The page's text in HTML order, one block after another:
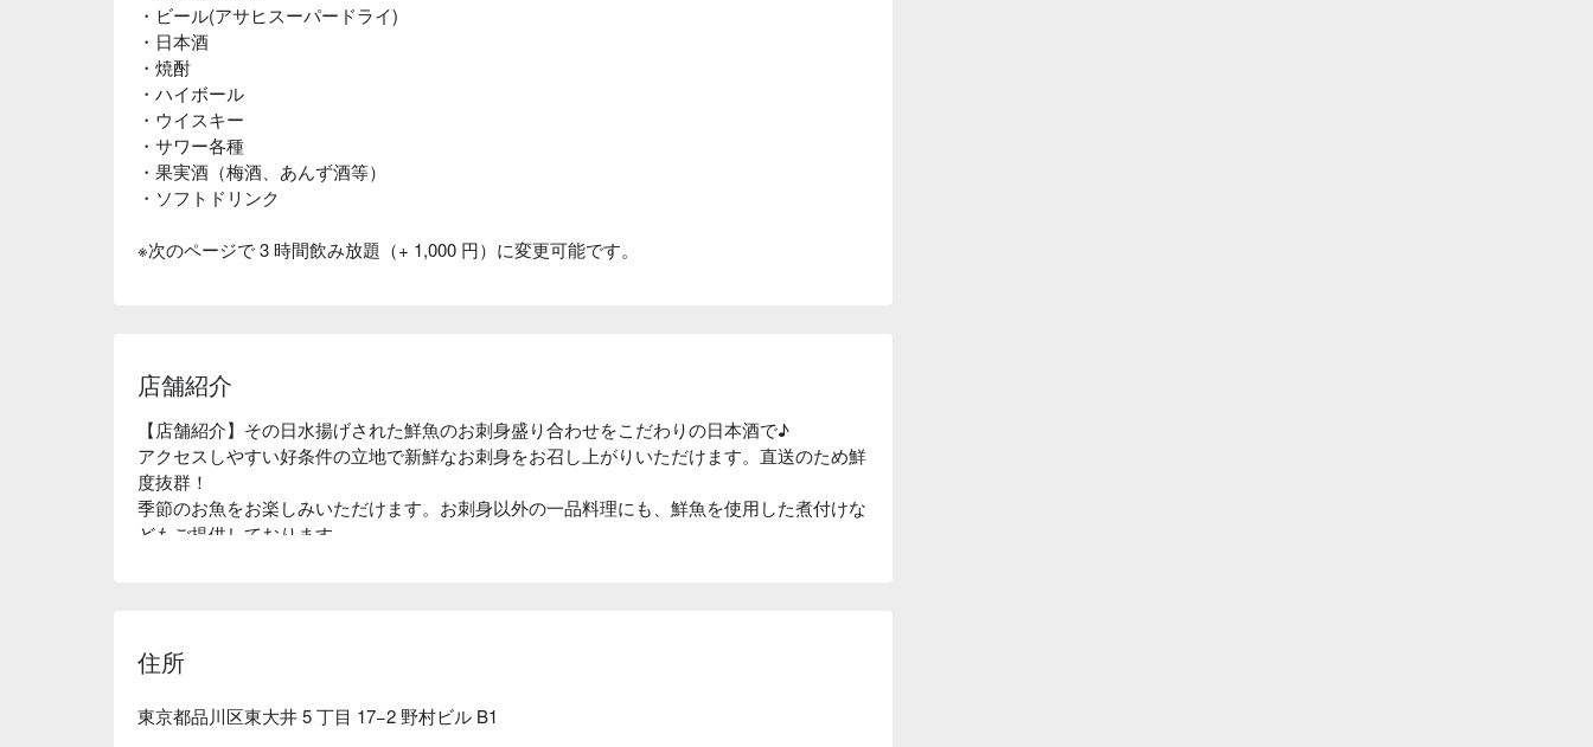
・ビール(アサヒスーパードライ)
・日本酒
・焼酎
・ハイボール
・ウイスキー
・サワー各種
・果実酒（梅酒、あんず酒等）
・ソフトドリンク
※次のページで 3 時間飲み放題（+ 1,000 円）に変更可能です。
店舗紹介
【店舗紹介】その日水揚げされた鮮魚のお刺身盛り合わせをこだわりの日本酒で♪
アクセスしやすい好条件の立地で新鮮なお刺身をお召し上がりいただけます。直送のため鮮
度抜群！
季節のお魚をお楽しみいただけます。お刺身以外の一品料理にも、鮮魚を使用した煮付けな
どもご提供しております。
住所
東京都品川区東大井 5 丁目 17−2 野村ビル B1